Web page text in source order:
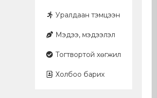
Уралдаан тэмцээн
Мэдээ, мэдээлэл
Тогтвортой хөгжил
Холбоо барих